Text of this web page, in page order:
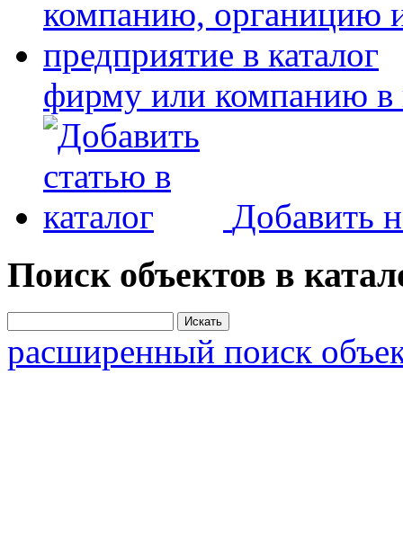
фирму или компанию в
Добавить
Поиск объектов в
расширенный поиск